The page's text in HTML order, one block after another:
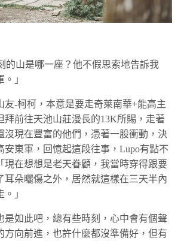
的山是哪一座？他不假思索地告訴我
」
友-柯柯，本意是要走奇萊南華+能高主
拜前往天池山莊漫長的13K所賜，走著
沒現在豐富的他們，憑著一股衝動，決
安東軍，回憶起這段往事，Lupo有點不
現在想想是老天眷顧，我當時穿得跟要
耳朵曬傷之外，居然就這樣在三天半內
」
是如此吧，總有些時刻，心中會有個聲
方向前進，也許什麼都沒準備好，但有